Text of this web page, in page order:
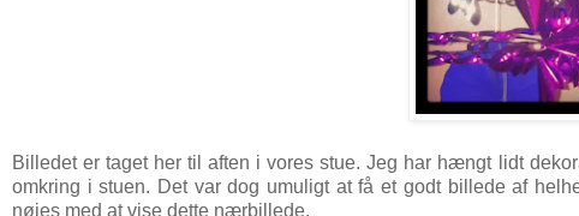
Billedet er taget her til aften i vores stue. Jeg har hængt lidt
omkring i stuen. Det var dog umuligt at få et godt billede af
nøjes med at vise dette nærbillede.